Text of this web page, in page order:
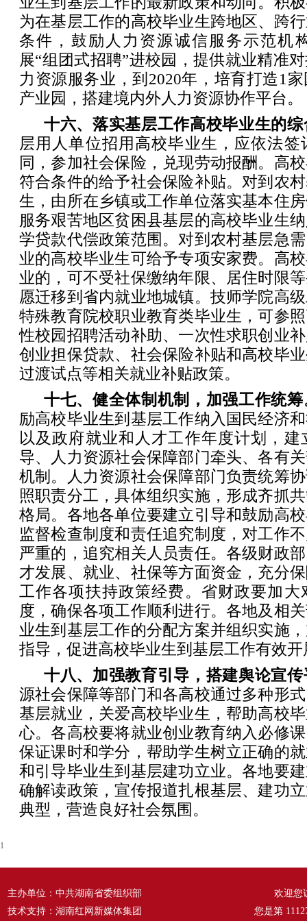
为在基层工作的高校毕业生跨地区、跨
条件，鼓励人力资源诚信服务示范机
展“组团式招聘”进校园，提供就业精准
力资源服务业，到2020年，培育打造1
产业园，搭建境内外人力资源协作平台。
十六、落实基层工作高校毕业生的
层用人单位招用高校毕业生，应依法
同，参加社会保险，兑现劳动报酬。高
符合条件的给予社会保险补贴。对到农
生，由所在乡镇或工作单位落实基本住
服务艰苦地区贫困县基层的高校毕业生
学贷款代偿政策范围。对到农村基层急
业的高校毕业生可给予专项安家费。高
业的，可不受社保缴纳年限、居住时限
愿迁移到省内就业地城镇。技师学院高
特殊教育院校职业教育类毕业生，可参
性校园招聘活动补助、一次性求职创业
创业担保贷款、社会保险补贴和高校毕
过渡试点等相关就业补贴政策。
十七、健全体制机制，加强工作统筹
励高校毕业生到基层工作纳入国民经济
以及政府就业和人才工作年度计划，
导、人力资源社会保障部门牵头、各有
机制。人力资源社会保障部门负责统筹
照职责分工，具体组织实施，形成齐抓
格局。各地各单位要建立引导和鼓励高
监督检查制度和责任追究制度，对工作
严重的，追究相关人员责任。各级财政
才发展、就业、社保等方面资金，充分
工作各项扶持政策经费。省财政要加大
度，确保各项工作顺利进行。各地及相
业生到基层工作的分配方案并组织实施
指导，促进高校毕业生到基层工作有效开
十八、加强教育引导，搭建舆论宣
源社会保障等部门和各高校通过多种形
基层就业，关爱高校毕业生，帮助高校
心。各高校要将就业创业教育纳入必修
保证课时和学分，帮助学生树立正确的
和引导毕业生到基层建功立业。各地要
确解读政策，宣传报道扎根基层、建功
典型，营造良好社会氛围。
1
主办单位：中共湖南省委组织部
技术支持：湖南红网新媒体集团
欢迎您
您是第